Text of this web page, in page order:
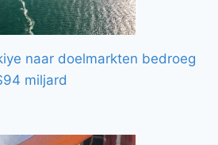
naar doelmarkten bedroeg
miljard